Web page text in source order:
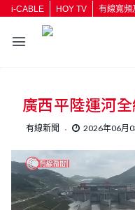
i-CABLE HOY TV 有線寬頻
廣西平陸運河
有線新聞 2026年06月